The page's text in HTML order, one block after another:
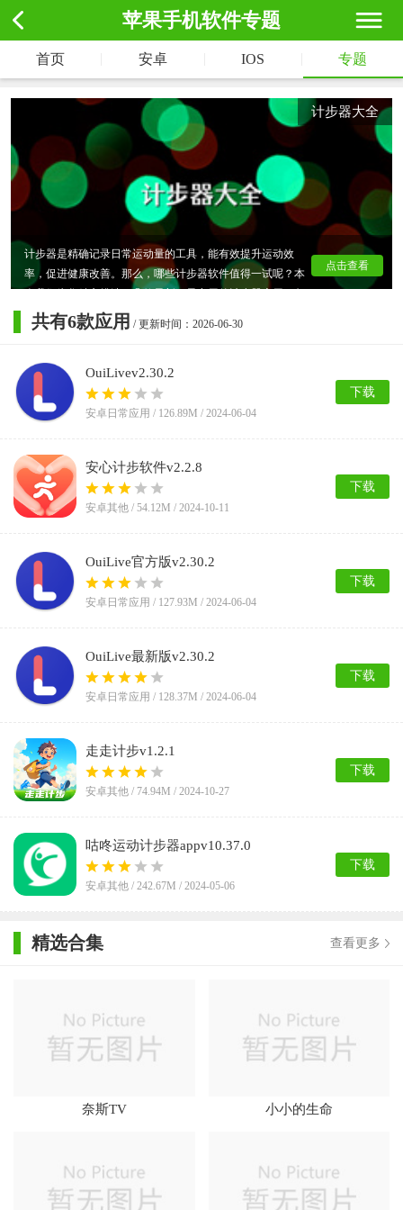
苹果手机软件专题
首页 安卓 IOS 专题
计步器大全
计步器是精确记录日常运动量的工具，能有效提升运动效
率，促进健康改善。那么，哪些计步器软件值得一试呢？本
括咕咚健身计步器、暖暖计步器和极光计步等。这些软件功
能强大、操作简便，无论您是健身爱好者还是健康关注者，
旅吧！
点击查看
共有6款应用 / 更新时间：2026-06-30
OuiLivev2.30.2
安卓日常应用 / 126.89M / 2024-06-04
下载
安心计步软件v2.2.8
安卓其他 / 54.12M / 2024-10-11
下载
OuiLive官方版v2.30.2
安卓日常应用 / 127.93M / 2024-06-04
下载
OuiLive最新版v2.30.2
安卓日常应用 / 128.37M / 2024-06-04
下载
走走计步v1.2.1
安卓其他 / 74.94M / 2024-10-27
下载
咕咚运动计步器appv10.37.0
安卓其他 / 242.67M / 2024-05-06
下载
精选合集 查看更多
奈斯TV 小小的生命